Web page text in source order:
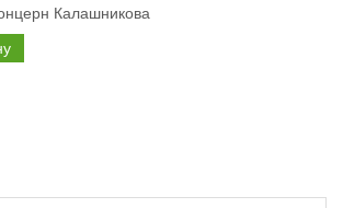
Калашникова